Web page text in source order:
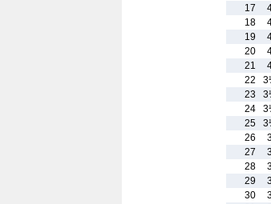
17
18
19
20
21
22
23
24
25
26
27
3
28
29
3
30